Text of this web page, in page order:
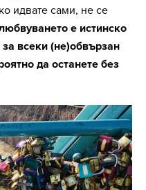
идвате сами, не се
е истинско
всеки (не)обвързан
да останете без